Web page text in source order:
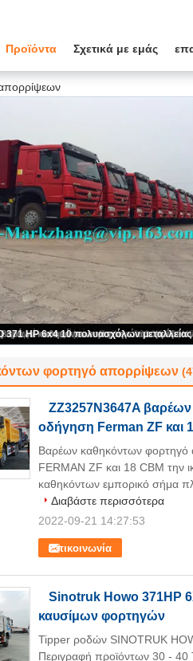
Προϊόντα Σχετικά με εμάς
φορτηγό απορρίψεων
ZZ3257N3647A
οδήγηση Ferman ZF και
Επικοινωνία
Βαρέων καθηκόντων
FERMAN ZF και 18 CBM την
καθηκόντων εμπορικό σήμα
Διαβάστε περισσότερα
2022-09-21 14:27:53
Sinotruk Howo 371HP
καυσίμων φορτηγών
Tipper ροδών SINOTRUK
Περιγραφή προϊόντων 30 -